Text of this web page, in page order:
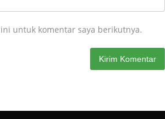
untuk komentar saya berikutnya.